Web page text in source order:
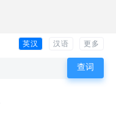
英汉 汉语 更多